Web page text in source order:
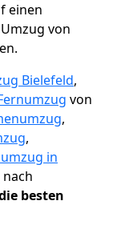
einen
von
Bielefeld,
von
,
,
in
nach
besten